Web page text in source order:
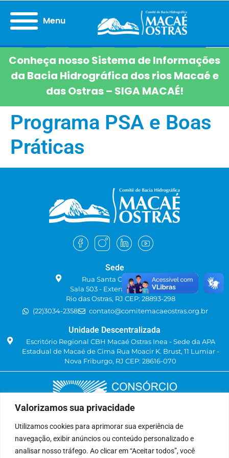
Valorizamos sua privacidade
Utilizamos cookies para aprimorar sua experiência de
navegação, exibir anúncios ou conteúdo personalizado e
analisar nosso tráfego. Ao clicar em “Aceitar todos”, você
Menu
Conheça nosso Sistema de Informações
da Bacia Hidrográfica dos rios Macaé e
das Ostras – SIGA MACAÉ!
Programa PSA e Boas
Práticas
Sede
Rua Santa Catarina, 219
Sala 503 - Extensão do Bosque
Rio das Ostras, RJ CEP: 28893-298
(22)3034-2358
contato@comitemacaeostras.org.br
Unidade Descentralizada
Escritório Regional CBH Macaé Ostras Inea - Sede da APA
Estadual de Macaé de Cima Rua Moacir K. Brust, 11 Lumiar -
Nova Friburgo, RJ CEP: 28616-070
Delegatária (CILSJ)